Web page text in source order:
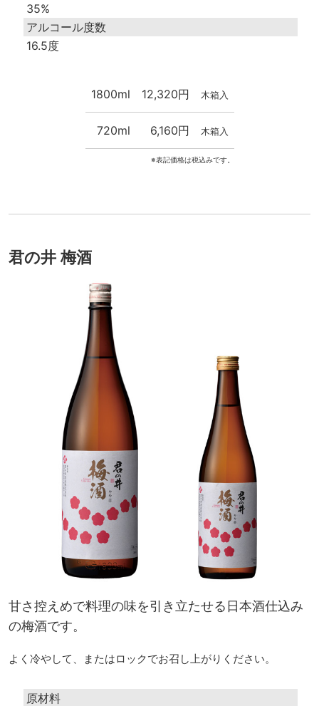
35%
アルコール度数
16.5度
1800ml 12,320円 木箱入
720ml 6,160円 木箱入
※表記価格は税込みです。
君の井 梅酒
甘さ控えめで料理の味を引き立たせる日本酒仕込み
の梅酒です。
よく冷やして、またはロックでお召し上がりください。
原材料